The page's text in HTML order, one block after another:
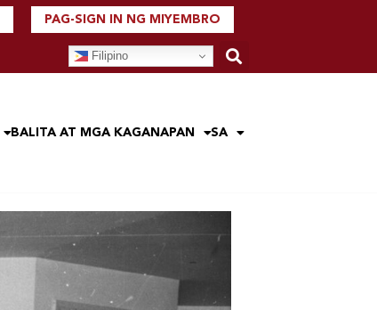
PAG-SIGN IN NG MIYEMBRO
Filipino
BALITA AT MGA KAGANAPAN SA